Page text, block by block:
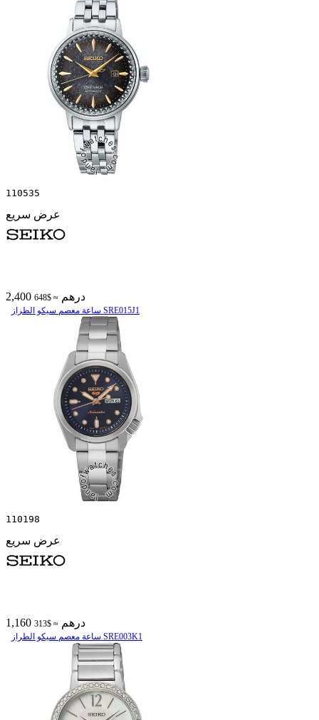
110535
عرض سريع
2,400 درهم ≈ $648
ساعة معصم سیکو الطراز SRE015J1
110198
عرض سريع
1,160 درهم ≈ $313
ساعة معصم سیکو الطراز SRE003K1